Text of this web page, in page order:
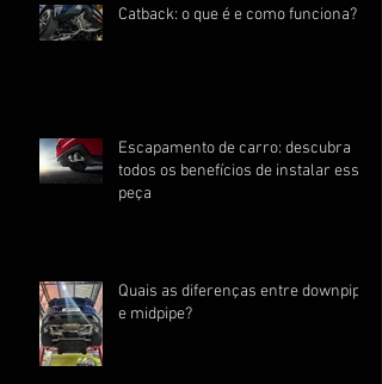
Catback: o que é e como funciona?
Escapamento de carro: descubra
todos os benefícios de instalar essa
peça
Quais as diferenças entre downpipe
e midpipe?